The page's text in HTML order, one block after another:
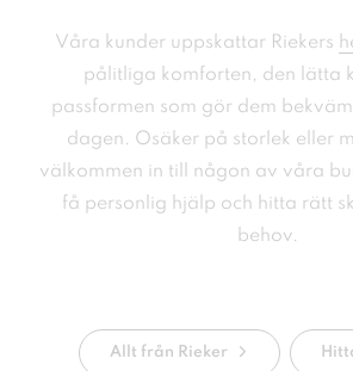
Våra kunder uppskattar Riekers
pålitliga komforten, den lätta
passformen som gör dem
dagen. Osäker på storlek eller
välkommen in till någon av våra
få personlig hjälp och hitta rätt
behov.
Allt från Rieker